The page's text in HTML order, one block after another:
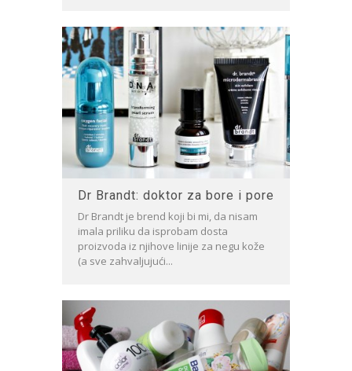
Dr Brandt: doktor za bore i pore
Dr Brandt je brend koji bi mi, da nisam
imala priliku da isprobam dosta
proizvoda iz njihove linije za negu kože
(a sve zahvaljujući...